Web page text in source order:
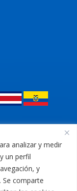
analizar y medir
un perfil
y
Se comparte